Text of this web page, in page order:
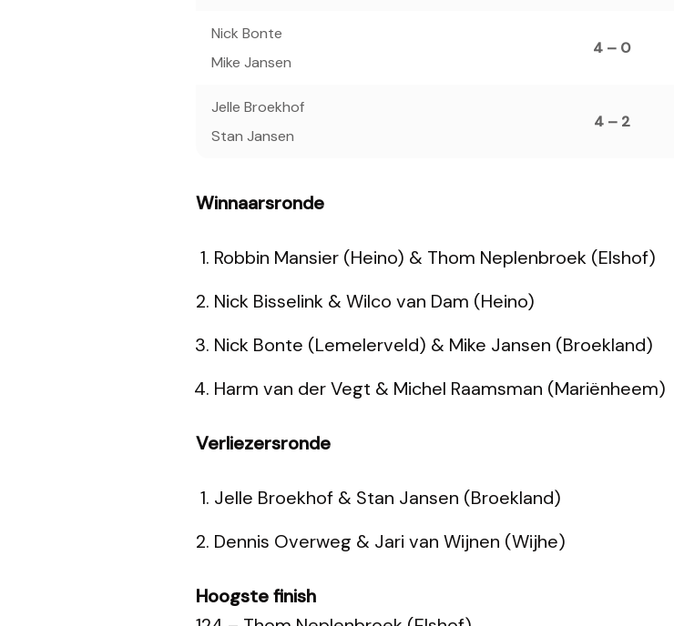
Nick Bonte
Mike Jansen
4 – 0
Jelle Broekhof
Stan Jansen
4 – 2
Winnaarsronde
Robbin Mansier (Heino) & Thom Neplenbroek (Elshof)
Nick Bisselink & Wilco van Dam (Heino)
Nick Bonte (Lemelerveld) & Mike Jansen (Broekland)
Harm van der Vegt & Michel Raamsman (Mariënheem)
Verliezersronde
Jelle Broekhof & Stan Jansen (Broekland)
Dennis Overweg & Jari van Wijnen (Wijhe)
Hoogste finish